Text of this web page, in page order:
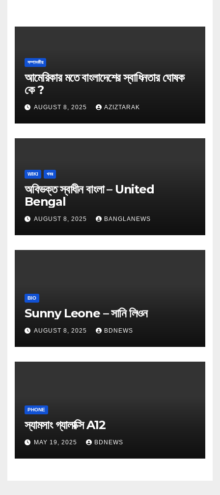
সম্পাদকীয়
আমেরিকার মতে বাংলাদেশের স্বাধিনতার ঘোষক
কে ?
AUGUST 8, 2025 AZIZTARAK
WIKI খবর
অবিভক্ত স্বাধীন বাংলা – United
Bengal
AUGUST 8, 2025 BANGLANEWS
BIO
Sunny Leone – সানি লিওন
AUGUST 8, 2025 BDNEWS
PHONE
স্যামসাং গ্যালাক্সি A12
MAY 19, 2025 BDNEWS